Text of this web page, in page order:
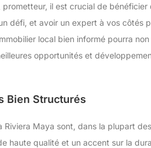
il est crucial de bénéficier
défi, et avoir un expert à vos côtés
local bien informé pourra
opportunités et
Bien Structurés
Riviera Maya sont, dans la plupart
haute qualité et un accent sur la